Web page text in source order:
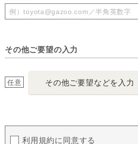
その他ご要望の入力
任意 その他ご要望などを入力
利用規約に同意する